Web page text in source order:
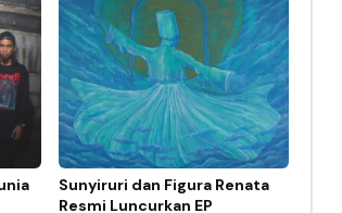
Sunyiruri dan Figura Renata
Resmi Luncurkan EP